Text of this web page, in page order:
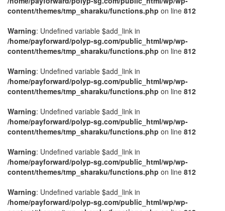
content/themes/tmp_sharaku/functions.php on line 812
Warning: Undefined variable $add_link in
/home/payforward/polyp-sg.com/public_html/wp/wp-
content/themes/tmp_sharaku/functions.php on line 812
Warning: Undefined variable $add_link in
/home/payforward/polyp-sg.com/public_html/wp/wp-
content/themes/tmp_sharaku/functions.php on line 812
Warning: Undefined variable $add_link in
/home/payforward/polyp-sg.com/public_html/wp/wp-
content/themes/tmp_sharaku/functions.php on line 812
Warning: Undefined variable $add_link in
/home/payforward/polyp-sg.com/public_html/wp/wp-
content/themes/tmp_sharaku/functions.php on line 812
Warning: Undefined variable $add_link in
/home/payforward/polyp-sg.com/public_html/wp/wp-